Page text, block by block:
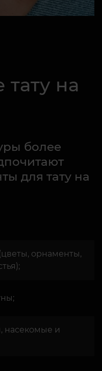
на
более
для тату на
орнаменты,
насекомые и